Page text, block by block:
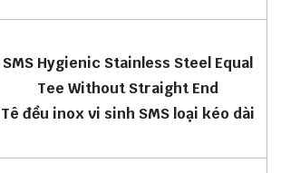
SMS Hygienic Stainless Steel Equal
Tee Without Straight End
Tê đều inox vi sinh SMS loại kéo dài